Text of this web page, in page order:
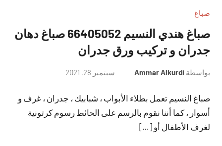
صباغ
صباغ هندي النسيم 66405052 صباغ دهان
جدران و تركيب ورق جدران
بواسطة Ammar Alkurdi سبتمبر 28, 2021
تعليقات
صباغ النسيم تعمل بطلاء الأبواب ، شبابيك ، جدران ، غرف و
أسوار ، كما أننا نقوم بالرسم على الحائط رسوم كرتونية
لغرف الأطفال أو […]